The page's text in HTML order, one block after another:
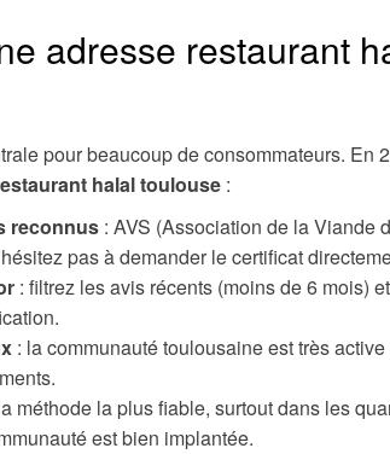
adresse restaurant
pour beaucoup de consommateurs. En
halal toulouse :
reconnus : AVS (Association de la Viande
pas à demander le certificat
: filtrez les avis récents (moins de 6 mois)
: la communauté toulousaine est très
méthode la plus fiable, surtout dans les
est bien implantée.